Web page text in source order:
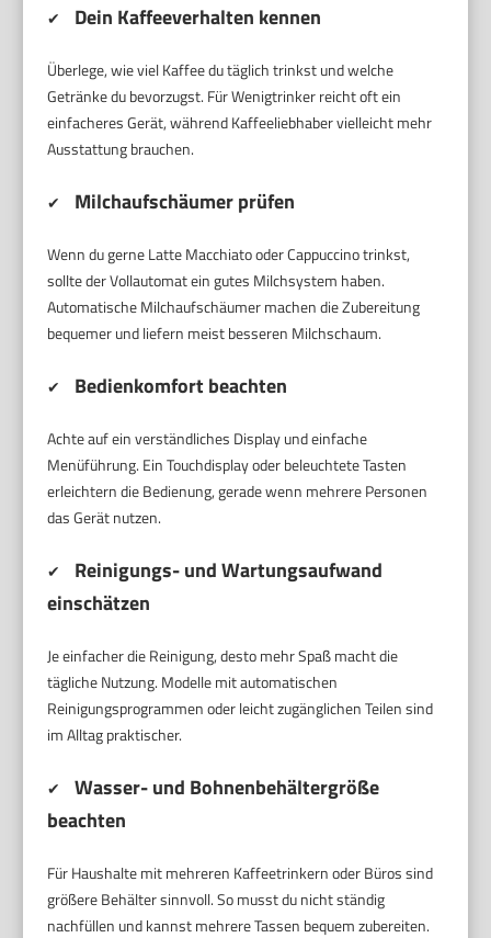
✔ Dein Kaffeeverhalten kennen
Überlege, wie viel Kaffee du täglich trinkst und welche
Getränke du bevorzugst. Für Wenigtrinker reicht oft ein
einfacheres Gerät, während Kaffeeliebhaber vielleicht mehr
Ausstattung brauchen.
✔ Milchaufschäumer prüfen
Wenn du gerne Latte Macchiato oder Cappuccino trinkst,
sollte der Vollautomat ein gutes Milchsystem haben.
Automatische Milchaufschäumer machen die Zubereitung
bequemer und liefern meist besseren Milchschaum.
✔ Bedienkomfort beachten
Achte auf ein verständliches Display und einfache
Menüführung. Ein Touchdisplay oder beleuchtete Tasten
erleichtern die Bedienung, gerade wenn mehrere Personen
das Gerät nutzen.
✔
Reinigungs- und Wartungsaufwand
einschätzen
Je einfacher die Reinigung, desto mehr Spaß macht die
tägliche Nutzung. Modelle mit automatischen
Reinigungsprogrammen oder leicht zugänglichen Teilen sind
im Alltag praktischer.
✔
Wasser- und Bohnenbehältergröße
beachten
Für Haushalte mit mehreren Kaffeetrinkern oder Büros sind
größere Behälter sinnvoll. So musst du nicht ständig
nachfüllen und kannst mehrere Tassen bequem zubereiten.